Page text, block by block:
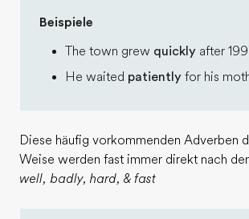
Beispiele
The town grew quickly after
He waited patiently for his
Diese häufig vorkommenden Adverben
Weise werden fast immer direkt nach
well, badly, hard, & fast